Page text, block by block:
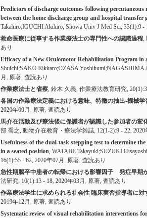
Predictors of discharge outcomes following
between the home discharge group and hospital transfer
Takahiro;IGUCHI Akihiro, Showa Univ J Med Sci, 33(1):9 -
救命医療に従事する作業療法士の専門性への認識過程,
あり
Efficacy of a New Oculomotor Rehabilitation Program
Shuichi;SAKO Rikitaro;OZASA Yoshihumi;NAGASHIMA
月, 原著, 査読あり
作業療法士と省察, 鈴木 久義, 作業療法教育研究,
各国の作業療法定義における意味、特徴の抽出-機械学
2020年09月, 原著, 査読あり
馬介在活動及び療法後に保護者が認識した参加者の変
部 喬之, 動物介在教育・療法学雑誌, 12(1-2):9 - 22, 2020
Usefulness of the dual-task stepping test to determine
in a seated position, WATABE Takayuki;SUZUKI
16(1):55 - 62, 2020年07月, 原著, 査読あり
急性期脳卒中患者の転帰における影響因子 発症早期
法研究, 10(1):13 - 18, 2020年03月, 原著, 査読あり
作業療法学生に求められる社会性 臨床実習指導者に対
2019年12月, 原著, 査読あり
Systematic review of visual rehabilitation interventions